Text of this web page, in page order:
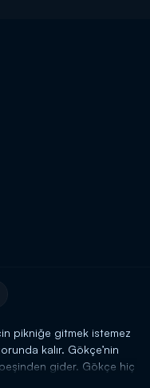
pikniğe gitmek istemez
kalır. Gökçe’nin
gider. Gökçe hiç